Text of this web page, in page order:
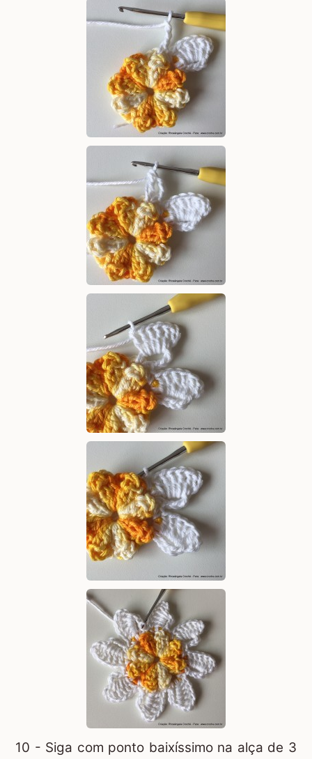
10 - Siga com ponto baixíssimo na alça de 3